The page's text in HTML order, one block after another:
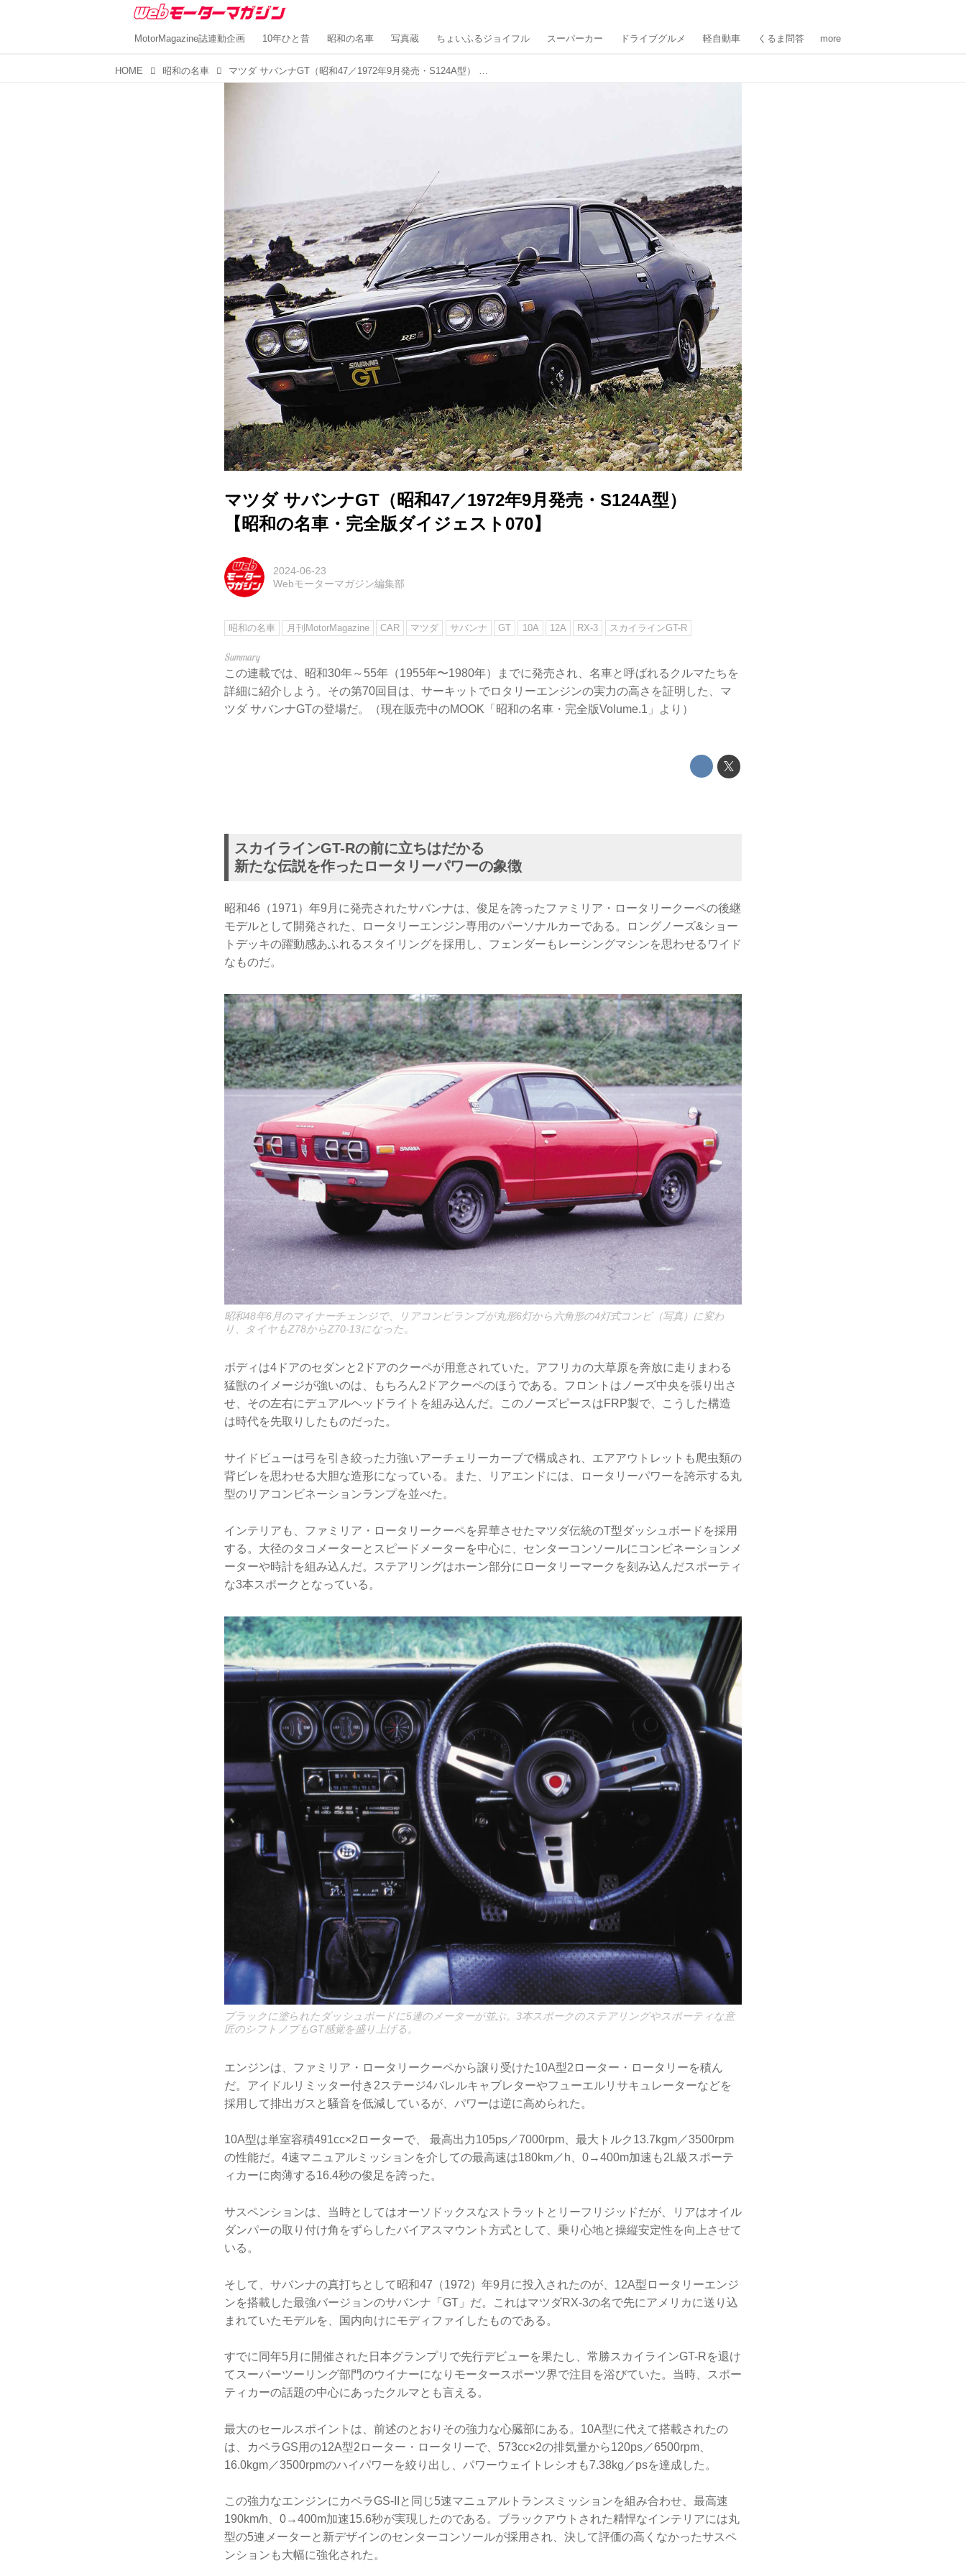
MotorMagazine誌連動企画 10年ひと昔 昭和の名車 写真蔵 ちょいふるジョイフル スーパーカー ドライブグルメ 軽自動車 くるま問答 more
HOME 昭和の名車 マツダ サバンナGT（昭和47／1972年9月発売・S124A型） 【昭和の名車・完全版ダイジェスト070】
マツダ サバンナGT（昭和47／1972年9月発売・S124A型）
【昭和の名車・完全版ダイジェスト070】
2024-06-23
Webモーターマガジン編集部
昭和の名車 月刊MotorMagazine CAR マツダ サバンナ GT 10A 12A RX-3 スカイラインGT-R
この連載では、昭和30年～55年（1955年〜1980年）までに発売され、名車と呼ばれるクルマたちを
詳細に紹介しよう。その第70回目は、サーキットでロタリーエンジンの実力の高さを証明した、マ
ツダ サバンナGTの登場だ。（現在販売中のMOOK「昭和の名車・完全版Volume.1」より）
スカイラインGT-Rの前に立ちはだかる
新たな伝説を作ったロータリーパワーの象徴
昭和46（1971）年9月に発売されたサバンナは、俊足を誇ったファミリア・ロータリークーペの後継
モデルとして開発された、ロータリーエンジン専用のパーソナルカーである。ロングノーズ&ショー
トデッキの躍動感あふれるスタイリングを採用し、フェンダーもレーシングマシンを思わせるワイド
なものだ。
昭和48年6月のマイナーチェンジで、リアコンビランプが丸形6灯から六角形の4灯式コンビ（写真）に変わ
り、タイヤもZ78からZ70-13になった。
ボディは4ドアのセダンと2ドアのクーペが用意されていた。アフリカの大草原を奔放に走りまわる
猛獣のイメージが強いのは、もちろん2ドアクーペのほうである。フロントはノーズ中央を張り出さ
せ、その左右にデュアルヘッドライトを組み込んだ。このノーズピースはFRP製で、こうした構造
は時代を先取りしたものだった。
サイドビューは弓を引き絞った力強いアーチェリーカーブで構成され、エアアウトレットも爬虫類の
背ビレを思わせる大胆な造形になっている。また、リアエンドには、ロータリーパワーを誇示する丸
型のリアコンビネーションランプを並べた。
インテリアも、ファミリア・ロータリークーペを昇華させたマツダ伝統のT型ダッシュボードを採用
する。大径のタコメーターとスピードメーターを中心に、センターコンソールにコンビネーションメ
ーターや時計を組み込んだ。ステアリングはホーン部分にロータリーマークを刻み込んだスポーティ
な3本スポークとなっている。
ブラックに塗られたダッシュボードに5連のメーターが並ぶ。3本スポークのステアリングやスポーティな意
匠のシフトノブもGT感覚を盛り上げる。
エンジンは、ファミリア・ロータリークーペから譲り受けた10A型2ローター・ロータリーを積ん
だ。アイドルリミッター付き2ステージ4バレルキャブレターやフューエルリサキュレーターなどを
採用して排出ガスと騒音を低減しているが、パワーは逆に高められた。
10A型は単室容積491cc×2ローターで、 最高出力105ps／7000rpm、最大トルク13.7kgm／3500rpm
の性能だ。4速マニュアルミッションを介しての最高速は180km／h、0→400m加速も2L級スポーテ
ィカーに肉薄する16.4秒の俊足を誇った。
サスペンションは、当時としてはオーソドックスなストラットとリーフリジッドだが、リアはオイル
ダンパーの取り付け角をずらしたバイアスマウント方式として、乗り心地と操縦安定性を向上させて
いる。
そして、サバンナの真打ちとして昭和47（1972）年9月に投入されたのが、12A型ロータリーエンジ
ンを搭載した最強バージョンのサバンナ「GT」だ。これはマツダRX-3の名で先にアメリカに送り込
まれていたモデルを、国内向けにモディファイしたものである。
すでに同年5月に開催された日本グランプリで先行デビューを果たし、常勝スカイラインGT-Rを退け
てスーパーツーリング部門のウイナーになりモータースポーツ界で注目を浴びていた。当時、スポー
ティカーの話題の中心にあったクルマとも言える。
最大のセールスポイントは、前述のとおりその強力な心臓部にある。10A型に代えて搭載されたの
は、カペラGS用の12A型2ローター・ロータリーで、573cc×2の排気量から120ps／6500rpm、
16.0kgm／3500rpmのハイパワーを絞り出し、パワーウェイトレシオも7.38kg／psを達成した。
この強力なエンジンにカペラGS-IIと同じ5速マニュアルトランスミッションを組み合わせ、最高速
190km/h、0→400m加速15.6秒が実現したのである。ブラックアウトされた精悍なインテリアには丸
型の5連メーターと新デザインのセンターコンソールが採用され、決して評価の高くなかったサスペ
ンションも大幅に強化された。